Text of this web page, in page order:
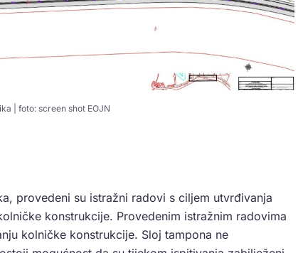
| foto: screen shot EOJN
provedeni su istražni radovi s ciljem utvrđivanja
konstrukcije. Provedenim istražnim radovima
kolničke konstrukcije. Sloj tampona ne